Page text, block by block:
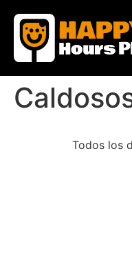
Todos los